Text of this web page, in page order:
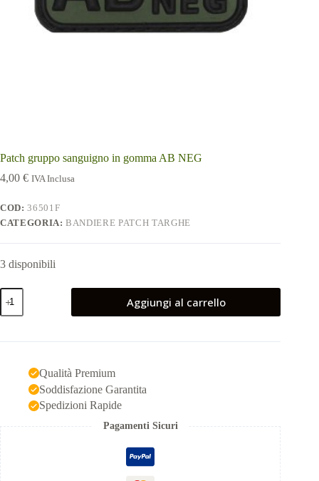
Patch gruppo sanguigno in gomma AB NEG
4,00 € IVA Inclusa
COD:36501F
CATEGORIA:BANDIERE PATCH TARGHE
3 disponibili
Patch
gruppo
sanguigno
gomma
quantità
Aggiungi al carrello
Qualità Premium
Soddisfazione Garantita
Spedizioni Rapide
Pagamenti Sicuri